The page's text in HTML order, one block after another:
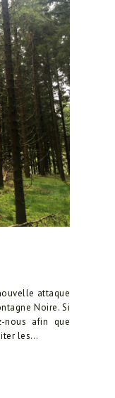
attaque
Noire. Si
nous afin que
les…